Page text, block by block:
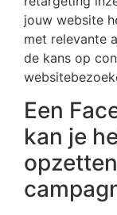
jouw website
met relevante
de kans op
Een
kan je